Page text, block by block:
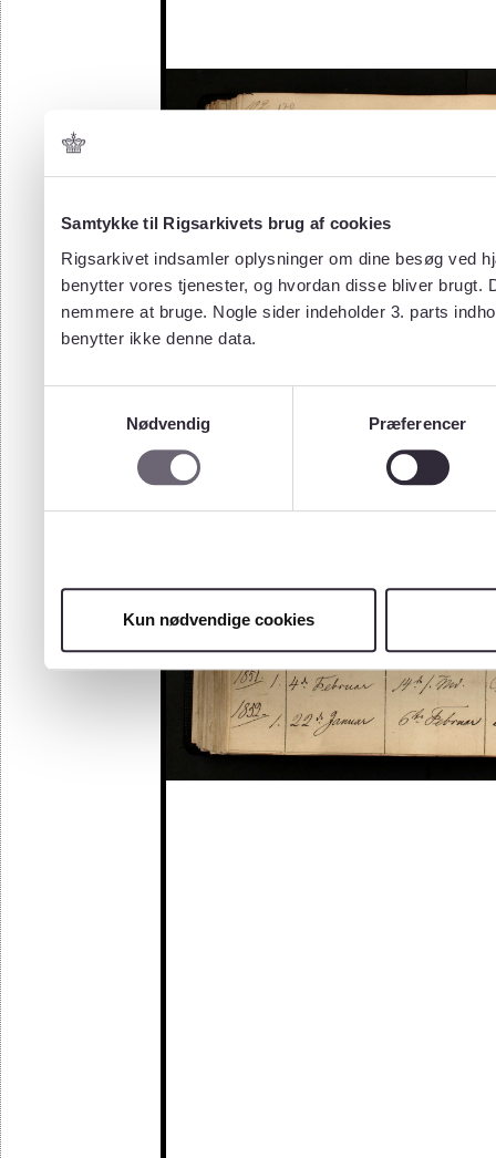
Samtykke til Rigsarkivets brug af cookies
Rigsarkivet indsamler oplysninger om dine besøg ved
benytter vores tjenester, og hvordan disse bliver
nemmere at bruge. Nogle sider indeholder 3. parts
benytter ikke denne data.
Nødvendig
Præferencer
Kun nødvendige cookies